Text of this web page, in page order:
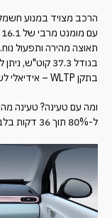
בתקן WLTP – אידיאלי לשימוש יומיומי בעיר וגם לנסיעות בינעירוניות.
ל-80% תוך 36 דקות בלבד, כך שאין צורך לדאוג להמתנה ממושכת.